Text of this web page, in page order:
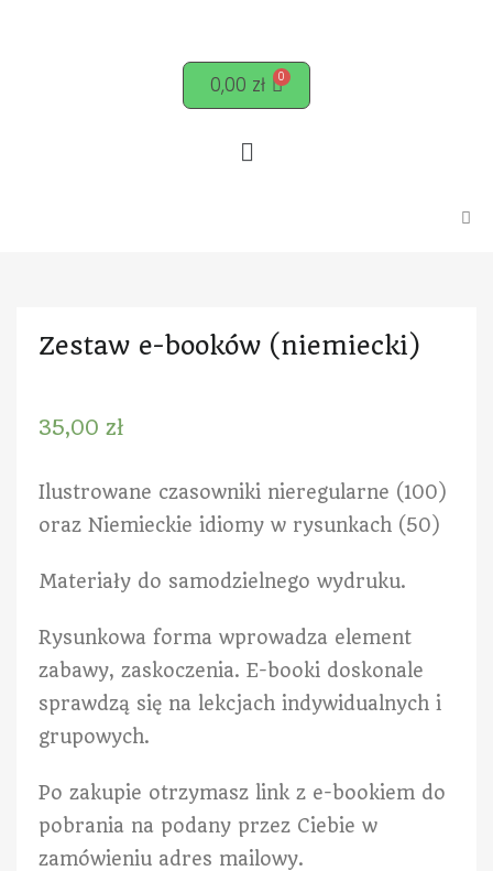
0,00 zł
Zestaw e-booków (niemiecki)
35,00 zł
Ilustrowane czasowniki nieregularne (100)
oraz Niemieckie idiomy w rysunkach (50)
Materiały do samodzielnego wydruku.
Rysunkowa forma wprowadza element
zabawy, zaskoczenia. E-booki doskonale
sprawdzą się na lekcjach indywidualnych i
grupowych.
Po zakupie otrzymasz link z e-bookiem do
pobrania na podany przez Ciebie w
zamówieniu adres mailowy.